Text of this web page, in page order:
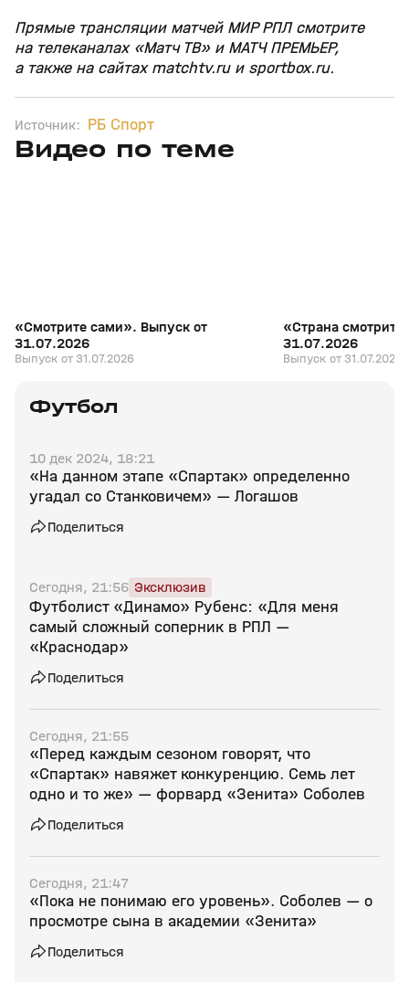
Прямые трансляции матчей МИР РПЛ смотрите
на телеканалах «Матч ТВ» и МАТЧ ПРЕМЬЕР,
а также на сайтах matchtv.ru и sportbox.ru.
Источник: РБ Спорт
Видео по теме
31 июл, 17:10
«Смотрите сами». Выпуск от
31.07.2026
Выпуск от 31.07.2026
«Страна смотрит
31.07.2026
Выпуск от 31.07.2026
Футбол
10 дек 2024, 18:21
«На данном этапе «Спартак» определенно
угадал со Станковичем» — Логашов
Поделиться
Сегодня, 21:56 Эксклюзив
Футболист «Динамо» Рубенс: «Для меня
самый сложный соперник в РПЛ —
«Краснодар»
Поделиться
Сегодня, 21:55
«Перед каждым сезоном говорят, что
«Спартак» навяжет конкуренцию. Семь лет
одно и то же» — форвард «Зенита» Соболев
Поделиться
Сегодня, 21:47
«Пока не понимаю его уровень». Соболев — о
просмотре сына в академии «Зенита»
Поделиться